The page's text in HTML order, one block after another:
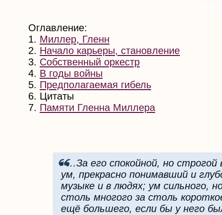
Оглавление:
1. Миллер, Гленн
2. Начало карьеры, становление
3. Собственный оркестр
4. В годы войны
5. Предполагаемая гибель
6. Цитаты
7. Памяти Гленна Миллера
«…За его спокойной, но
ум, прекрасно понимавший и
музыке и в людях; ум сильного,
столь многого за столь
ещё большего, если бы у него